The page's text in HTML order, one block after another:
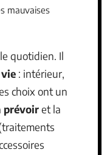
mauvaises
quotidien. Il
: intérieur,
choix ont un
prévoiret la